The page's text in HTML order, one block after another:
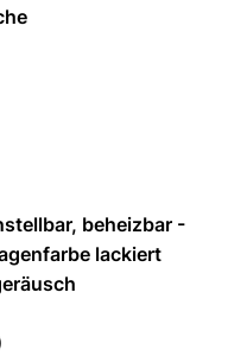
beheizbar -
lackiert